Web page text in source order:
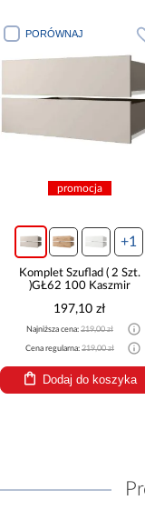
PORÓWNAJ
promocja
+1
Komplet Szuflad ( 2 Szt.
)GŁ62 100 Kaszmir
197,10 zł
Najniższa cena: 219,00 zł
Cena regularna: 219,00 zł
Dodaj do koszyka